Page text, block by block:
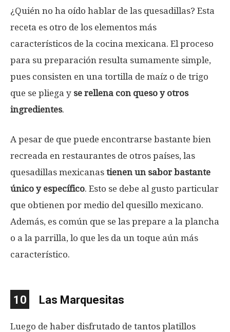
¿Quién no ha oído hablar de las quesadillas? Esta
receta es otro de los elementos más
característicos de la cocina mexicana. El proceso
para su preparación resulta sumamente simple,
pues consisten en una tortilla de maíz o de trigo
que se pliega y se rellena con queso y otros
ingredientes.
A pesar de que puede encontrarse bastante bien
recreada en restaurantes de otros países, las
quesadillas mexicanas tienen un sabor bastante
único y específico. Esto se debe al gusto particular
que obtienen por medio del quesillo mexicano.
Además, es común que se las prepare a la plancha
o a la parrilla, lo que les da un toque aún más
característico.
10 Las Marquesitas
Luego de haber disfrutado de tantos platillos